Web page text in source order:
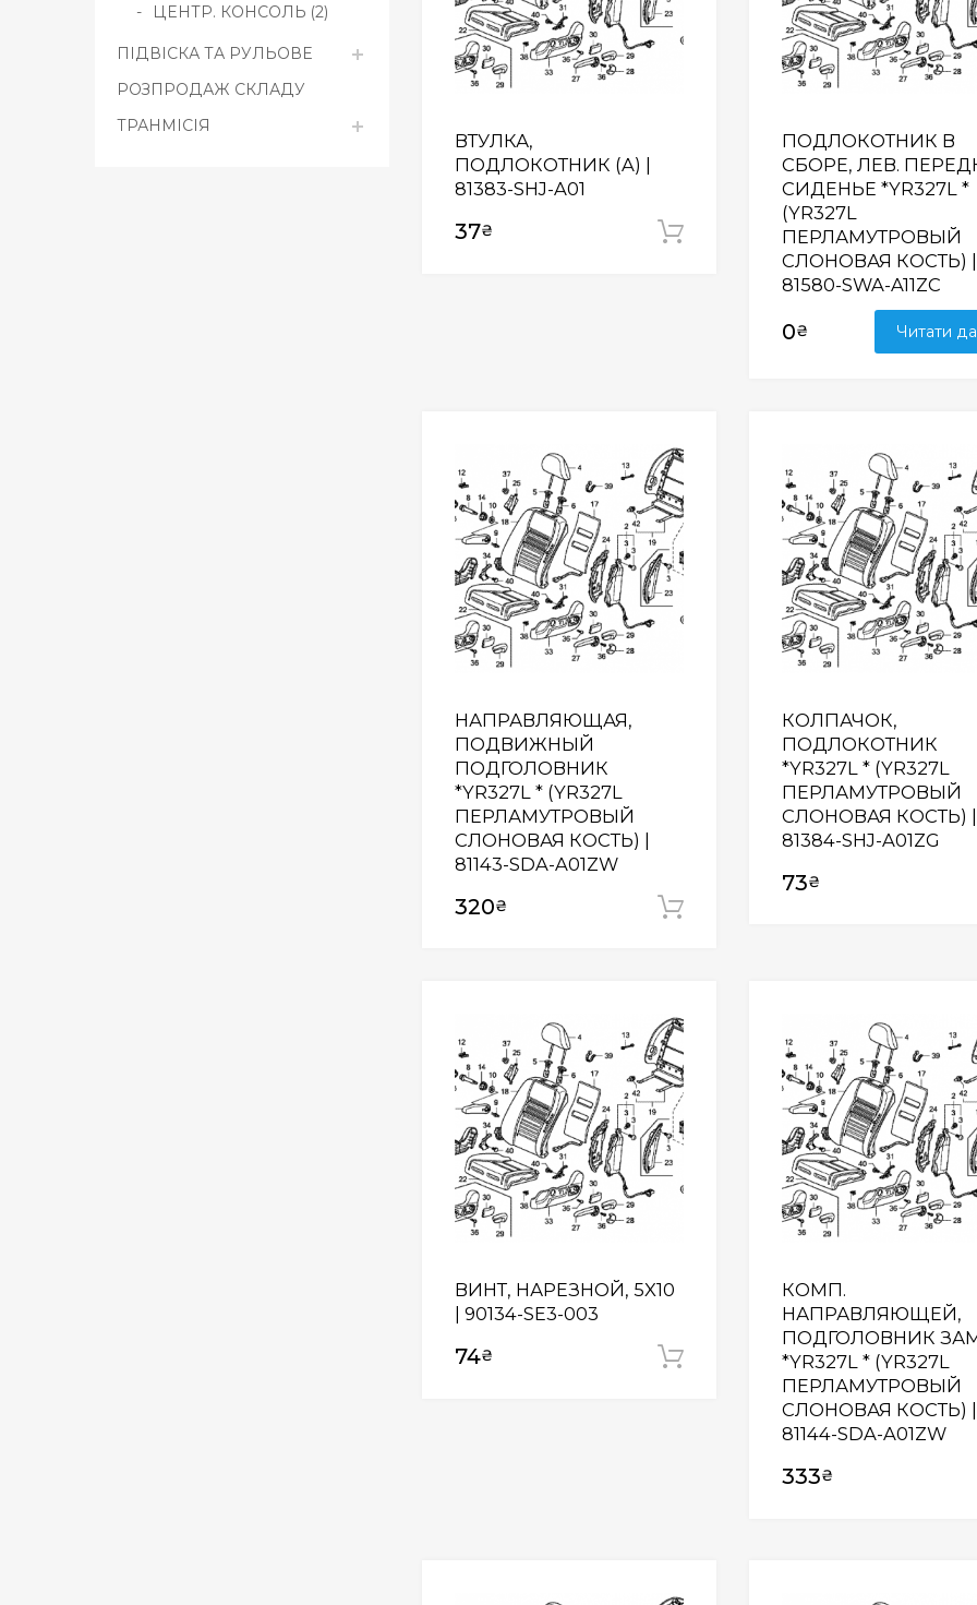
ВТУЛКА,
ПОДЛОКОТНИК (A) |
81383-SHJ-A01
37₴ Додати у кошик
ПОДЛОКОТНИК В
СБОРЕ, ЛЕВ.
СИДЕНЬЕ *YR327L *
(YR327L
ПЕРЛАМУТРОВЫЙ
СЛОНОВАЯ КОСТЬ) |
81580-SWA-A11ZC
0₴ Читати
НАПРАВЛЯЮЩАЯ,
ПОДВИЖНЫЙ
ПОДГОЛОВНИК
*YR327L * (YR327L
ПЕРЛАМУТРОВЫЙ
СЛОНОВАЯ КОСТЬ) |
81143-SDA-A01ZW
320₴
КОЛПАЧОК,
ПОДЛОКОТНИК
*YR327L * (YR327L
ПЕРЛАМУТРОВЫЙ
СЛОНОВАЯ КОСТЬ) |
81384-SHJ-A01ZG
73₴
ВИНТ, НАРЕЗНОЙ, 5X10
| 90134-SE3-003
74₴ Додати у кошик
КОМП.
НАПРАВЛЯЮЩЕЙ,
ПОДГОЛОВНИК
*YR327L * (YR327L
ПЕРЛАМУТРОВЫЙ
СЛОНОВАЯ КОСТЬ) |
81144-SDA-A01ZW
333₴
ЦЕНТР. КОНСОЛЬ (2)
ПІДВІСКА ТА РУЛЬОВЕ
РОЗПРОДАЖ СКЛАДУ
ТРАНМІСІЯ